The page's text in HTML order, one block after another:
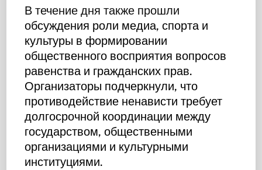
В течение дня также прошли
обсуждения роли медиа, спорта и
культуры в формировании
общественного восприятия вопросов
равенства и гражданских прав.
Организаторы подчеркнули, что
противодействие ненависти требует
долгосрочной координации между
государством, общественными
организациями и культурными
институциями.